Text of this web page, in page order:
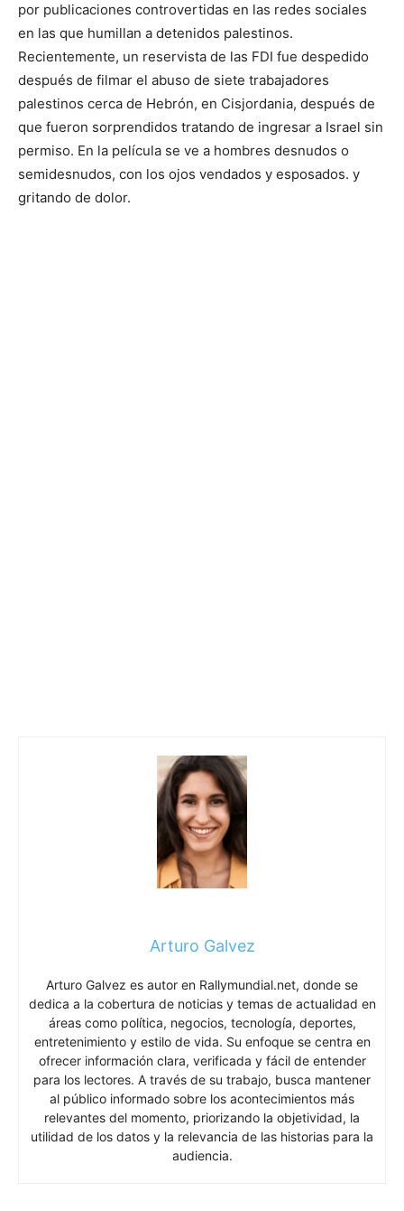
por publicaciones controvertidas en las redes sociales
en las que humillan a detenidos palestinos.
Recientemente, un reservista de las FDI fue despedido
después de filmar el abuso de siete trabajadores
palestinos cerca de Hebrón, en Cisjordania, después de
que fueron sorprendidos tratando de ingresar a Israel sin
permiso. En la película se ve a hombres desnudos o
semidesnudos, con los ojos vendados y esposados. y
gritando de dolor.
Arturo Galvez
Arturo Galvez es autor en Rallymundial.net, donde se
dedica a la cobertura de noticias y temas de actualidad en
áreas como política, negocios, tecnología, deportes,
entretenimiento y estilo de vida. Su enfoque se centra en
ofrecer información clara, verificada y fácil de entender
para los lectores. A través de su trabajo, busca mantener
al público informado sobre los acontecimientos más
relevantes del momento, priorizando la objetividad, la
utilidad de los datos y la relevancia de las historias para la
audiencia.